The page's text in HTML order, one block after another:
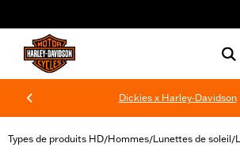
Dickies x Harley-Davidson
Types de produits HD/Hommes/Lunettes de soleil/